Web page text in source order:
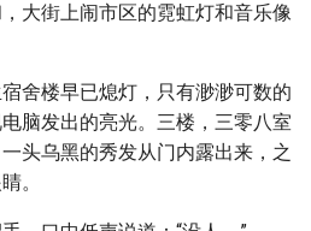
大街上闹市区的霓虹灯和音乐像
舍楼早已熄灯，只有渺渺可数的
脑发出的亮光。三楼，三零八室
头乌黑的秀发从门内露出来，之
。